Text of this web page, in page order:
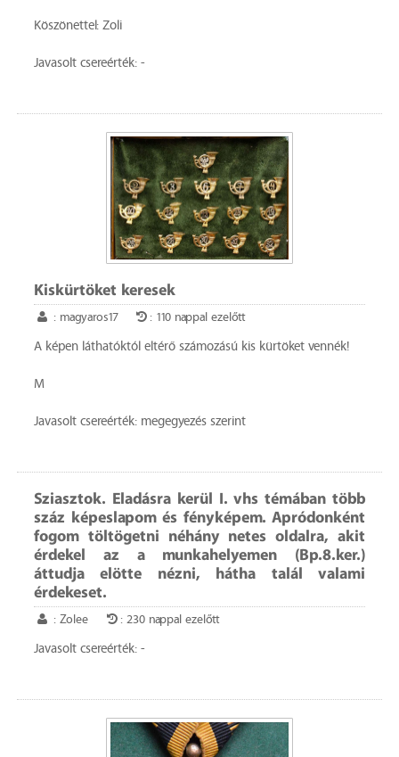
Köszönettel: Zoli
Javasolt csereérték: -
Kiskürtöket keresek
: magyaros17 : 110 nappal ezelőtt
A képen láthatóktól eltérő számozású kis kürtöket vennék!
M
Javasolt csereérték: megegyezés szerint
Sziasztok. Eladásra kerül I. vhs témában több
száz képeslapom és fényképem. Apródonként
fogom töltögetni néhány netes oldalra, akit
érdekel az a munkahelyemen (Bp.8.ker.)
áttudja elötte nézni, hátha talál valami
érdekeset.
: Zolee : 230 nappal ezelőtt
Javasolt csereérték: -